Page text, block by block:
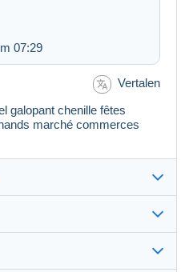
07:29
Vertalen
galopant chenille fêtes
marché commerces